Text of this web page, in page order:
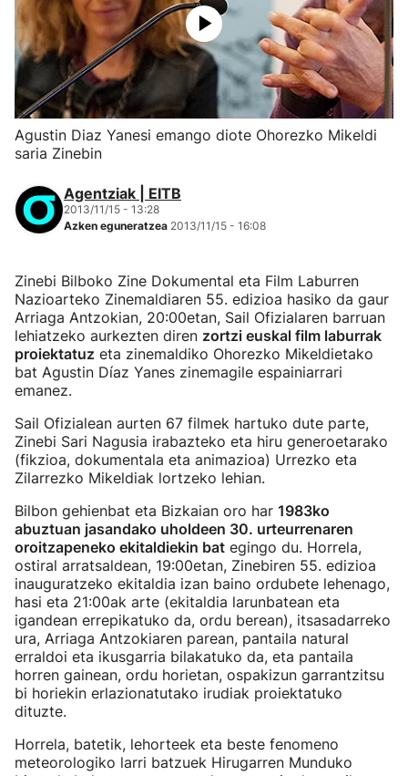
Agustin Diaz Yanesi emango diote Ohorezko Mikeldi
saria Zinebin
Agentziak | EITB
2013/11/15 - 13:28
Azken eguneratzea 2013/11/15 - 16:08
Zinebi Bilboko Zine Dokumental eta Film Laburren
Nazioarteko Zinemaldiaren 55. edizioa hasiko da gaur
Arriaga Antzokian, 20:00etan, Sail Ofizialaren barruan
lehiatzeko aurkezten diren zortzi euskal film laburrak
proiektatuz eta zinemaldiko Ohorezko Mikeldietako
bat Agustin Díaz Yanes zinemagile espainiarrari
emanez.
Sail Ofizialean aurten 67 filmek hartuko dute parte,
Zinebi Sari Nagusia irabazteko eta hiru generoetarako
(fikzioa, dokumentala eta animazioa) Urrezko eta
Zilarrezko Mikeldiak lortzeko lehian.
Bilbon gehienbat eta Bizkaian oro har 1983ko
abuztuan jasandako uholdeen 30. urteurrenaren
oroitzapeneko ekitaldiekin bat egingo du. Horrela,
ostiral arratsaldean, 19:00etan, Zinebiren 55. edizioa
inauguratzeko ekitaldia izan baino ordubete lehenago,
hasi eta 21:00ak arte (ekitaldia larunbatean eta
igandean errepikatuko da, ordu berean), itsasadarreko
ura, Arriaga Antzokiaren parean, pantaila natural
erraldoi eta ikusgarria bilakatuko da, eta pantaila
horren gainean, ordu horietan, ospakizun garrantzitsu
bi horiekin erlazionatutako irudiak proiektatuko
dituzte.
Horrela, batetik, lehorteek eta beste fenomeno
meteorologiko larri batzuek Hirugarren Munduko